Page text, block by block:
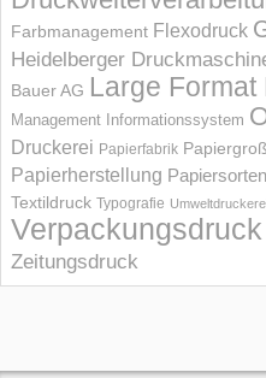
Farbmanagement Flexodruck
Heidelberger
Bauer AG Large Format
Management Informations­system
Druckerei Papierfabrik
Papierherstellung Papiersorten
Textildruck Typografie
Verpackungsdruck
Zeitungsdruck